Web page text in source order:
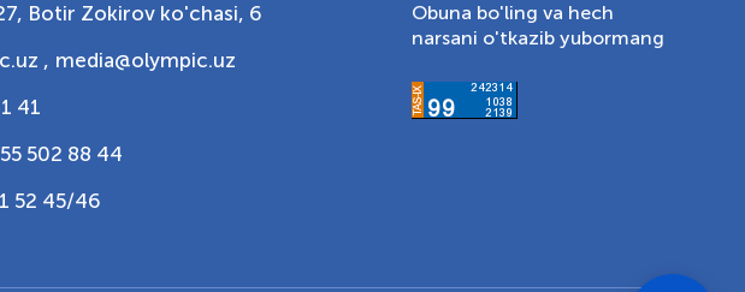
Botir Zokirov ko'chasi, 6
, media@olympic.uz
41
502 88 44
52 45/46
Obuna bo'ling va hech
narsani o'tkazib yubormang